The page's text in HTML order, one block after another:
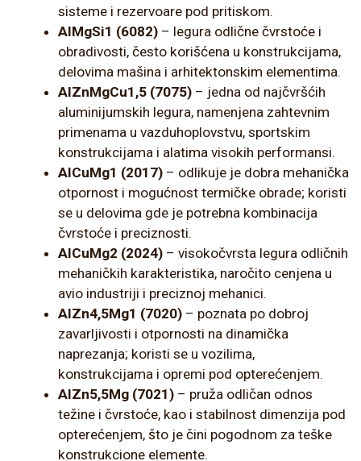
sisteme i rezervoare pod pritiskom.
AlMgSi1 (6082) – legura odlične čvrstoće i
obradivosti, često korišćena u konstrukcijama,
delovima mašina i arhitektonskim elementima.
AlZnMgCu1,5 (7075) – jedna od najčvršćih
aluminijumskih legura, namenjena zahtevnim
primenama u vazduhoplovstvu, sportskim
konstrukcijama i alatima visokih performansi.
AlCuMg1 (2017) – odlikuje je dobra mehanička
otpornost i mogućnost termičke obrade; koristi
se u delovima gde je potrebna kombinacija
čvrstoće i preciznosti.
AlCuMg2 (2024) – visokočvrsta legura odličnih
mehaničkih karakteristika, naročito cenjena u
avio industriji i preciznoj mehanici.
AlZn4,5Mg1 (7020) – poznata po dobroj
zavarljivosti i otpornosti na dinamička
naprezanja; koristi se u vozilima,
konstrukcijama i opremi pod opterećenjem.
AlZn5,5Mg (7021) – pruža odličan odnos
težine i čvrstoće, kao i stabilnost dimenzija pod
opterećenjem, što je čini pogodnom za teške
konstrukcione elemente.